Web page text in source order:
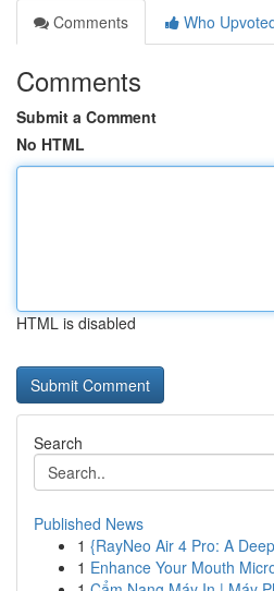
Comments
Who
Comments
Submit a Comment
No HTML
HTML is disabled
Search
Published News
1 {RayNeo Air 4 Pro: A
1 Enhance Your Mouth